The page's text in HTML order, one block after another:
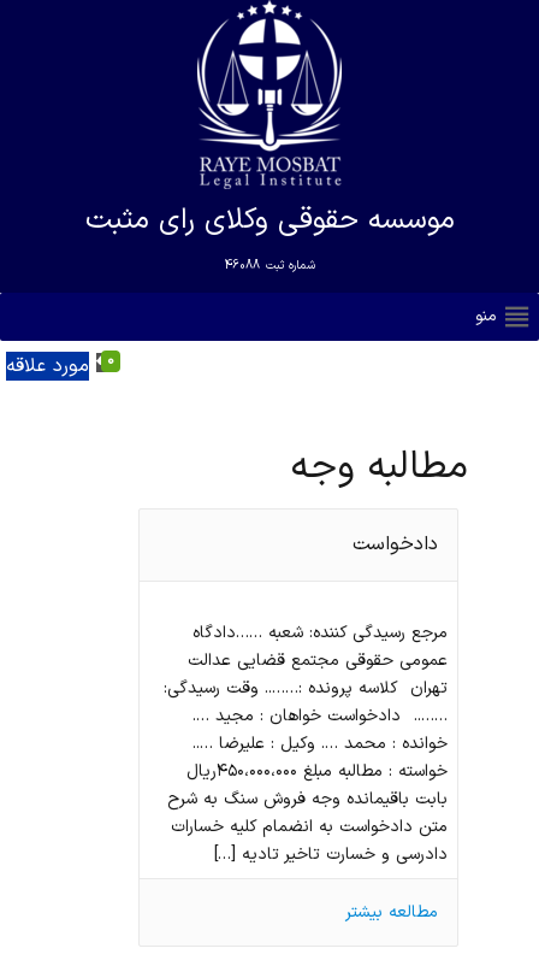
موسسه حقوقی وکلای رای مثبت
شماره ثبت 46088
منو
مورد علاقه 0
مطالبه وجه
دادخواست
مرجع رسيدگي كننده: شعبه ……دادگاه
عمومي حقوقي مجتمع قضایی عدالت
تهران كلاسه پرونده :…….. وقت رسيدگي:
…….. دادخواست خواهان : مجید ….
خوانده : محمد …. وكيل : عليرضا …..
خواسته : مطالبه مبلغ ۴۵۰،۰۰۰،۰۰۰ريال
بابت باقيمانده وجه فروش سنگ به شرح
متن دادخواست به انضمام كليه خسارات
دادرسي و خسارت تاخير تاديه […]
مطالعه بیشتر